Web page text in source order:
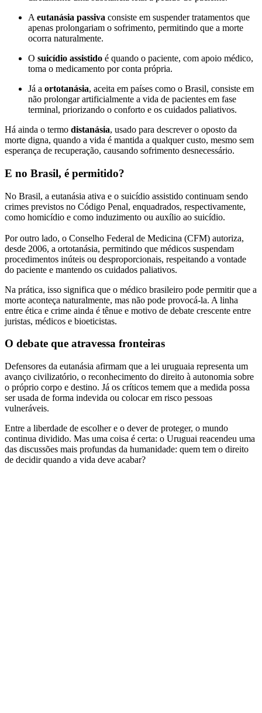
A eutanásia passiva consiste em suspender tratamentos que
apenas prolongariam o sofrimento, permitindo que a morte
ocorra naturalmente.
O suicídio assistido é quando o paciente, com apoio médico,
toma o medicamento por conta própria.
Já a ortotanásia, aceita em países como o Brasil, consiste em
não prolongar artificialmente a vida de pacientes em fase
terminal, priorizando o conforto e os cuidados paliativos.
Há ainda o termo distanásia, usado para descrever o oposto da
morte digna, quando a vida é mantida a qualquer custo, mesmo sem
esperança de recuperação, causando sofrimento desnecessário.
E no Brasil, é permitido?
No Brasil, a eutanásia ativa e o suicídio assistido continuam sendo
crimes previstos no Código Penal, enquadrados, respectivamente,
como homicídio e como induzimento ou auxílio ao suicídio.
Por outro lado, o Conselho Federal de Medicina (CFM) autoriza,
desde 2006, a ortotanásia, permitindo que médicos suspendam
procedimentos inúteis ou desproporcionais, respeitando a vontade
do paciente e mantendo os cuidados paliativos.
Na prática, isso significa que o médico brasileiro pode permitir que a
morte aconteça naturalmente, mas não pode provocá-la. A linha
entre ética e crime ainda é tênue e motivo de debate crescente entre
juristas, médicos e bioeticistas.
O debate que atravessa fronteiras
Defensores da eutanásia afirmam que a lei uruguaia representa um
avanço civilizatório, o reconhecimento do direito à autonomia sobre
o próprio corpo e destino. Já os críticos temem que a medida possa
ser usada de forma indevida ou colocar em risco pessoas
vulneráveis.
Entre a liberdade de escolher e o dever de proteger, o mundo
continua dividido. Mas uma coisa é certa: o Uruguai reacendeu uma
das discussões mais profundas da humanidade: quem tem o direito
de decidir quando a vida deve acabar?